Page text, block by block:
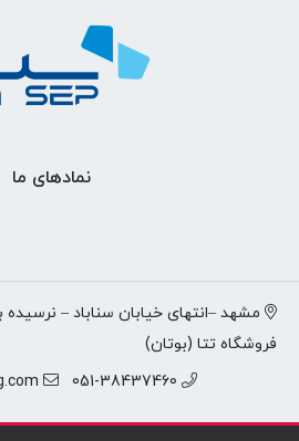
نمادهای ما
فروشگاه تتا (بوتان)
051-38437460